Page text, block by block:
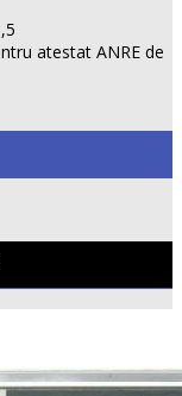
atestat ANRE de